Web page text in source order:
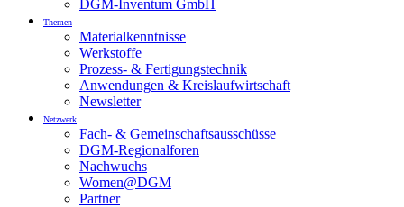
DGM-Inventum GmbH
Themen
Materialkenntnisse
Werkstoffe
Prozess- & Fertigungstechnik
Anwendungen & Kreislaufwirtschaft
Newsletter
Netzwerk
Fach- & Gemeinschaftsausschüsse
DGM-Regionalforen
Nachwuchs
Women@DGM
Partner